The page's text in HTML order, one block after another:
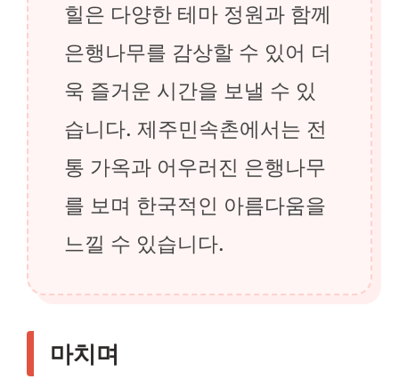
힐은 다양한 테마 정원과 함께
은행나무를 감상할 수 있어 더
욱 즐거운 시간을 보낼 수 있
습니다. 제주민속촌에서는 전
통 가옥과 어우러진 은행나무
를 보며 한국적인 아름다움을
느낄 수 있습니다.
마치며